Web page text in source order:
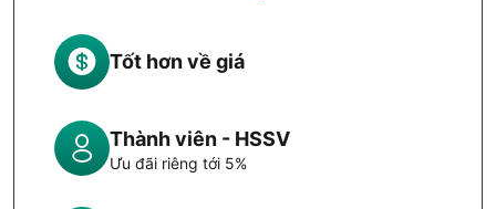
Tốt hơn về giá
Thành viên - HSSV
Ưu đãi riêng tới 5%